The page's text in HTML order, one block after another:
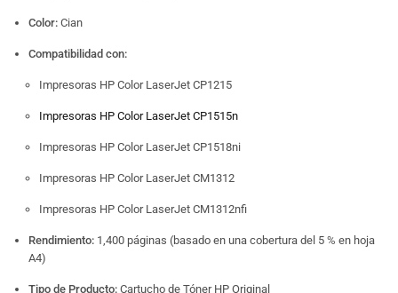
Color: Cian
Compatibilidad con:
Impresoras HP Color LaserJet CP1215
Impresoras HP Color LaserJet CP1515n
Impresoras HP Color LaserJet CP1518ni
Impresoras HP Color LaserJet CM1312
Impresoras HP Color LaserJet CM1312nfi
Rendimiento: 1,400 páginas (basado en una cobertura del 5 % en hoja
A4)
Tipo de Producto: Cartucho de Tóner HP Original